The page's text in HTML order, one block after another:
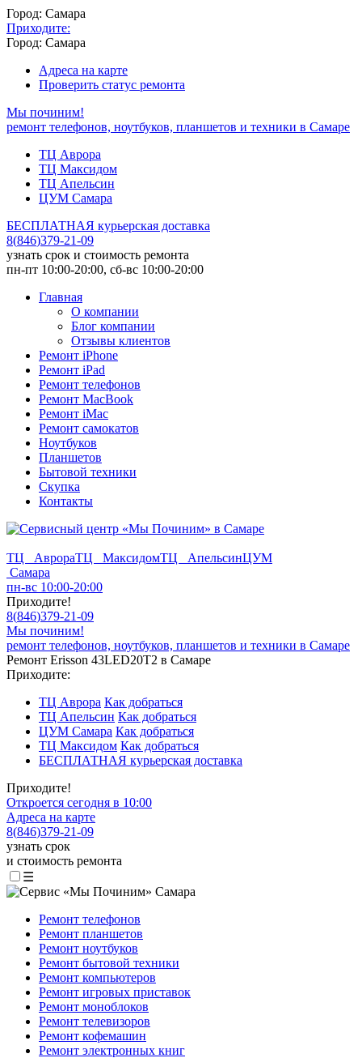
Город: Самара
Приходите:
Город: Самара
Адреса на карте
Проверить статус ремонта
Мы починим!
ремонт телефонов, ноутбуков, планшетов и техники в Самаре
ТЦ Аврора
ТЦ Максидом
ТЦ Апельсин
ЦУМ Самара
БЕСПЛАТНАЯ курьерская доставка
8(846)379-21-09
узнать срок и стоимость ремонта
пн-пт 10:00-20:00, сб-вс 10:00-20:00
Главная
О компании
Блог компании
Отзывы клиентов
Ремонт iPhone
Ремонт iPad
Ремонт телефонов
Ремонт MacBook
Ремонт iMac
Ремонт самокатов
Ноутбуков
Планшетов
Бытовой техники
Скупка
Контакты
ТЦ АврораТЦ МаксидомТЦ АпельсинЦУМ
Самара
пн-вс 10:00-20:00
Приходите!
8(846)379-21-09
Мы починим!
ремонт телефонов, ноутбуков, планшетов и техники в Самаре
Ремонт Erisson 43LED20T2 в Самаре
Приходите:
ТЦ Аврора Как добраться
ТЦ Апельсин Как добраться
ЦУМ Самара Как добраться
ТЦ Максидом Как добраться
БЕСПЛАТНАЯ курьерская доставка
Приходите!
Откроется сегодня в 10:00
Адреса на карте
8(846)379-21-09
узнать срок
и стоимость ремонта
☰
Ремонт телефонов
Ремонт планшетов
Ремонт ноутбуков
Ремонт бытовой техники
Ремонт компьютеров
Ремонт игровых приставок
Ремонт моноблоков
Ремонт телевизоров
Ремонт кофемашин
Ремонт электронных книг